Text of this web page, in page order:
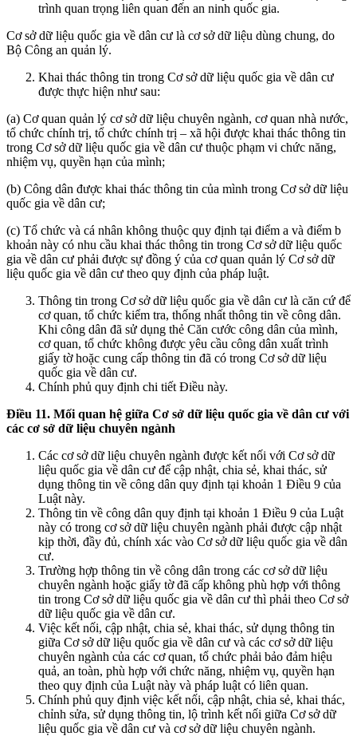
trình quan trọng liên quan đến an ninh quốc gia.
Cơ sở dữ liệu quốc gia về dân cư là cơ sở dữ liệu dùng chung, do
Bộ Công an quản lý.
Khai thác thông tin trong Cơ sở dữ liệu quốc gia về dân cư
được thực hiện như sau:
(a) Cơ quan quản lý cơ sở dữ liệu chuyên ngành, cơ quan nhà nước,
tổ chức chính trị, tổ chức chính trị – xã hội được khai thác thông tin
trong Cơ sở dữ liệu quốc gia về dân cư thuộc phạm vi chức năng,
nhiệm vụ, quyền hạn của mình;
(b) Công dân được khai thác thông tin của mình trong Cơ sở dữ liệu
quốc gia về dân cư;
(c) Tổ chức và cá nhân không thuộc quy định tại điểm a và điểm b
khoản này có nhu cầu khai thác thông tin trong Cơ sở dữ liệu quốc
gia về dân cư phải được sự đồng ý của cơ quan quản lý Cơ sở dữ
liệu quốc gia về dân cư theo quy định của pháp luật.
Thông tin trong Cơ sở dữ liệu quốc gia về dân cư là căn cứ để
cơ quan, tổ chức kiểm tra, thống nhất thông tin về công dân.
Khi công dân đã sử dụng thẻ Căn cước công dân của mình,
cơ quan, tổ chức không được yêu cầu công dân xuất trình
giấy tờ hoặc cung cấp thông tin đã có trong Cơ sở dữ liệu
quốc gia về dân cư.
Chính phủ quy định chi tiết Điều này.
Điều 11. Mối quan hệ giữa Cơ sở dữ liệu quốc gia về dân cư với
các cơ sở dữ liệu chuyên ngành
Các cơ sở dữ liệu chuyên ngành được kết nối với Cơ sở dữ
liệu quốc gia về dân cư để cập nhật, chia sẻ, khai thác, sử
dụng thông tin về công dân quy định tại khoản 1 Điều 9 của
Luật này.
Thông tin về công dân quy định tại khoản 1 Điều 9 của Luật
này có trong cơ sở dữ liệu chuyên ngành phải được cập nhật
kịp thời, đầy đủ, chính xác vào Cơ sở dữ liệu quốc gia về dân
cư.
Trường hợp thông tin về công dân trong các cơ sở dữ liệu
chuyên ngành hoặc giấy tờ đã cấp không phù hợp với thông
tin trong Cơ sở dữ liệu quốc gia về dân cư thì phải theo Cơ sở
dữ liệu quốc gia về dân cư.
Việc kết nối, cập nhật, chia sẻ, khai thác, sử dụng thông tin
giữa Cơ sở dữ liệu quốc gia về dân cư và các cơ sở dữ liệu
chuyên ngành của các cơ quan, tổ chức phải bảo đảm hiệu
quả, an toàn, phù hợp với chức năng, nhiệm vụ, quyền hạn
theo quy định của Luật này và pháp luật có liên quan.
Chính phủ quy định việc kết nối, cập nhật, chia sẻ, khai thác,
chỉnh sửa, sử dụng thông tin, lộ trình kết nối giữa Cơ sở dữ
liệu quốc gia về dân cư và cơ sở dữ liệu chuyên ngành.